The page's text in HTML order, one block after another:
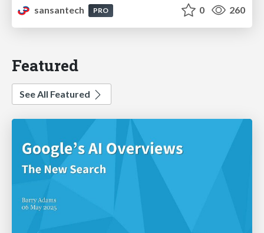
sansantech
PRO 0 260
Featured
See All Featured